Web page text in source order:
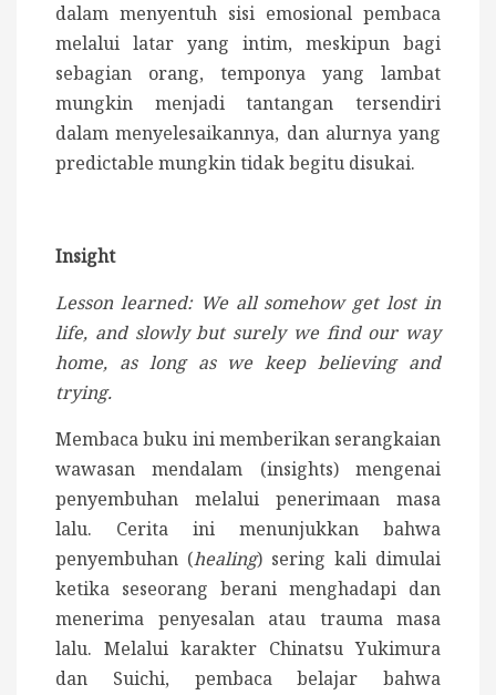
dalam menyentuh sisi emosional pembaca
melalui latar yang intim, meskipun bagi
sebagian orang, temponya yang lambat
mungkin menjadi tantangan tersendiri
dalam menyelesaikannya, dan alurnya yang
predictable mungkin tidak begitu disukai.
Insight
Lesson learned: We all somehow get lost in
life, and slowly but surely we find our way
home, as long as we keep believing and
trying.
Membaca buku ini memberikan serangkaian
wawasan mendalam (insights) mengenai
penyembuhan melalui penerimaan masa
lalu. Cerita ini menunjukkan bahwa
penyembuhan (healing) sering kali dimulai
ketika seseorang berani menghadapi dan
menerima penyesalan atau trauma masa
lalu. Melalui karakter Chinatsu Yukimura
dan Suichi, pembaca belajar bahwa